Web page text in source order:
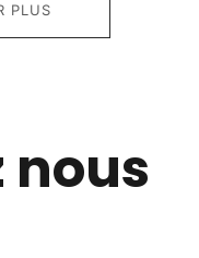
PLUS
nous